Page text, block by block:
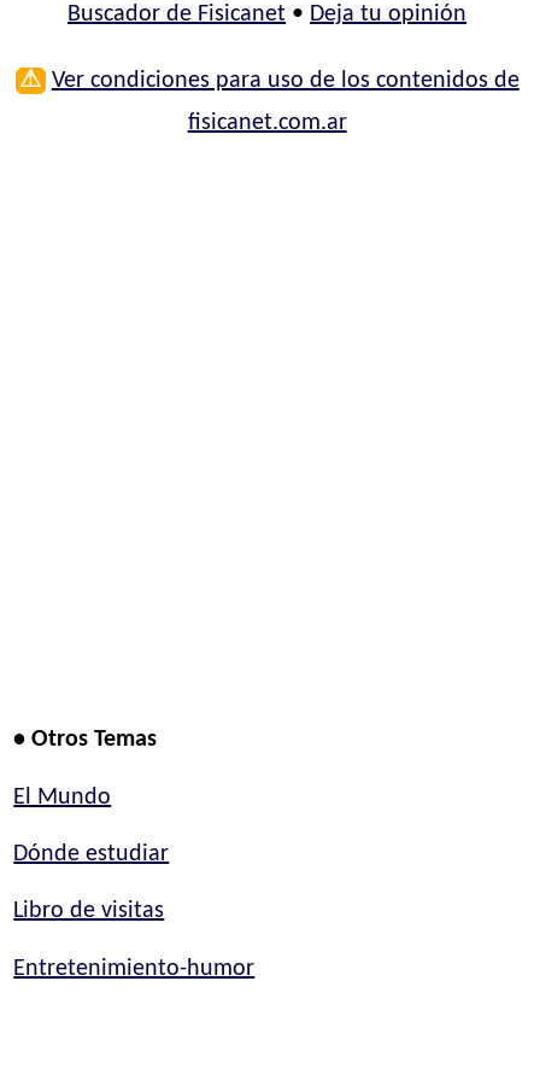
Buscador de Fisicanet • Deja tu opinión
⚠ Ver condiciones para uso de los contenidos de
fisicanet.com.ar
• Otros Temas
El Mundo
Dónde estudiar
Libro de visitas
Entretenimiento-humor